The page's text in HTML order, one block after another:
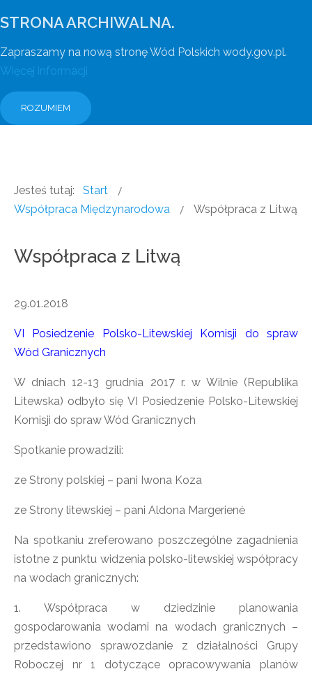
STRONA ARCHIWALNA.
Zapraszamy na nową stronę Wód Polskich wody.gov.pl.
Więcej informacji
ROZUMIEM
Jesteś tutaj:
Start
Współpraca Międzynarodowa
Współpraca z Litwą
Współpraca z Litwą
29.01.2018
VI Posiedzenie Polsko-Litewskiej Komisji do spraw
Wód Granicznych
W dniach 12-13 grudnia 2017 r. w Wilnie (Republika
Litewska) odbyło się VI Posiedzenie Polsko-Litewskiej
Komisji do spraw Wód Granicznych
Spotkanie prowadzili:
ze Strony polskiej – pani Iwona Koza
ze Strony litewskiej – pani Aldona Margerienė
Na spotkaniu zreferowano poszczególne zagadnienia
istotne z punktu widzenia polsko-litewskiej współpracy
na wodach granicznych:
1. Współpraca w dziedzinie planowania
gospodarowania wodami na wodach granicznych –
przedstawiono sprawozdanie z działalności Grupy
Roboczej nr 1 dotyczące opracowywania planów